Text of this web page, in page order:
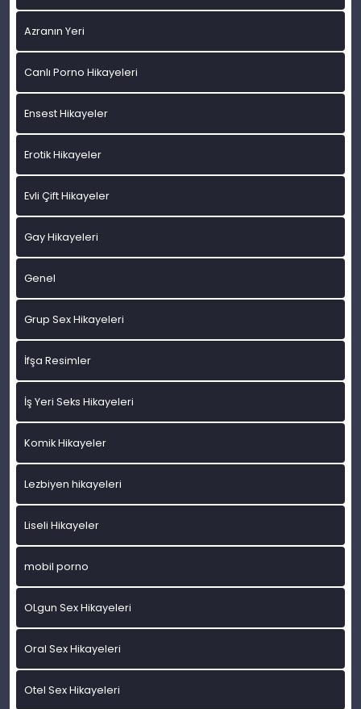
Azranın Yeri
Canlı Porno Hikayeleri
Ensest Hikayeler
Erotik Hikayeler
Evli Çift Hikayeler
Gay Hikayeleri
Genel
Grup Sex Hikayeleri
İfşa Resimler
İş Yeri Seks Hikayeleri
Komik Hikayeler
Lezbiyen hikayeleri
Liseli Hikayeler
mobil porno
OLgun Sex Hikayeleri
Oral Sex Hikayeleri
Otel Sex Hikayeleri